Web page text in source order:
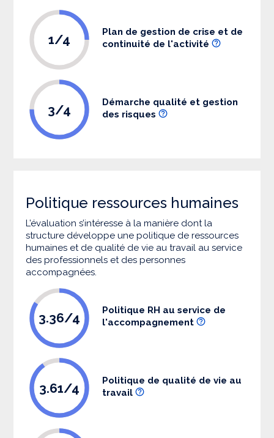
1/4
Plan de gestion de crise et de
continuité de l'activité
3/4
Démarche qualité et gestion
des risques
Politique ressources humaines
L’évaluation s’intéresse à la manière dont la
structure développe une politique de ressources
humaines et de qualité de vie au travail au service
des professionnels et des personnes
accompagnées.
3.36/4
Politique RH au service de
l'accompagnement
3.61/4
Politique de qualité de vie au
travail